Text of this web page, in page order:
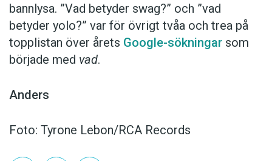
bannlysa. ”Vad betyder swag?” och ”vad
betyder yolo?” var för övrigt tvåa och trea på
topplistan över årets Google-sökningar som
började med vad.
Anders
Foto: Tyrone Lebon/RCA Records